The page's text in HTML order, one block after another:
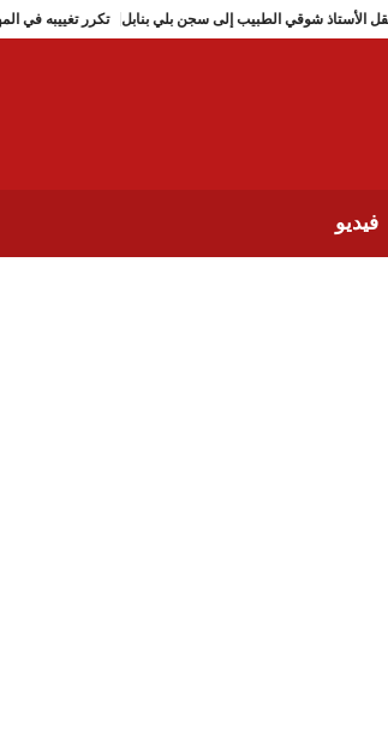
مريم بن عزوز: نقل الأستاذ شوقي الطبيب إلى سجن بلي بنابل
فيديو